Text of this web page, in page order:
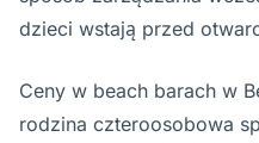
dzieci wstają przed
Ceny w beach barach w
rodzina czteroosobowa